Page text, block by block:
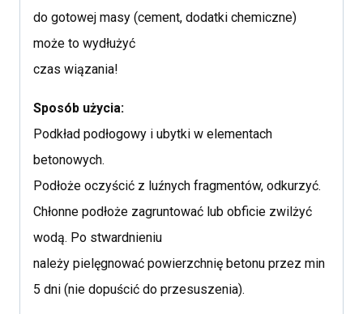
do gotowej masy (cement, dodatki chemiczne)
może to wydłużyć
czas wiązania!
Sposób użycia:
Podkład podłogowy i ubytki w elementach
betonowych.
Podłoże oczyścić z luźnych fragmentów, odkurzyć.
Chłonne podłoże zagruntować lub obficie zwilżyć
wodą. Po stwardnieniu
należy pielęgnować powierzchnię betonu przez min
5 dni (nie dopuścić do przesuszenia).